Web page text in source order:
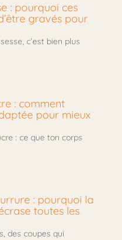
: pourquoi ces
gravés pour
c’est bien plus
: comment
pour mieux
: ce que ton corps
: pourquoi la
toutes les
des coupes qui